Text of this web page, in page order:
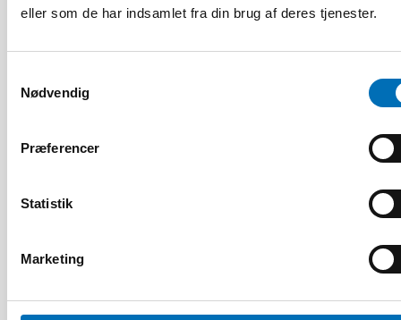
eller som de har indsamlet fra din brug af deres tjenester.
Nødvendig
Præferencer
Statistik
Marketing
HANDICAP
Funksjonshinderspørsmål – Årsrapport 2025